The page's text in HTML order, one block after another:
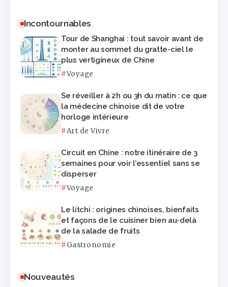
Incontournables
Tour de Shanghai : tout savoir avant de
monter au sommet du gratte-ciel le
plus vertigineux de Chine
Voyage
Se réveiller à 2h ou 3h du matin : ce que
la médecine chinoise dit de votre
horloge intérieure
Art de Vivre
Circuit en Chine : notre itinéraire de 3
semaines pour voir l’essentiel sans se
disperser
Voyage
Le litchi : origines chinoises, bienfaits
et façons de le cuisiner bien au-delà
de la salade de fruits
Gastronomie
Nouveautés